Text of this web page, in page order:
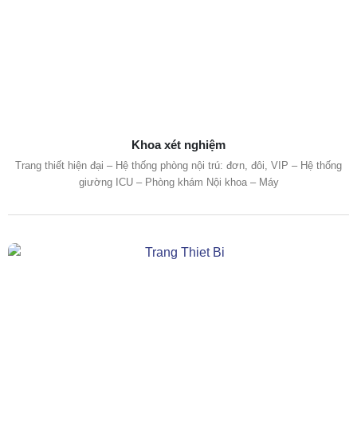
Khoa xét nghiệm
Trang thiết hiện đại – Hệ thống phòng nội trú: đơn, đôi, VIP – Hệ thống
giường ICU – Phòng khám Nội khoa – Máy